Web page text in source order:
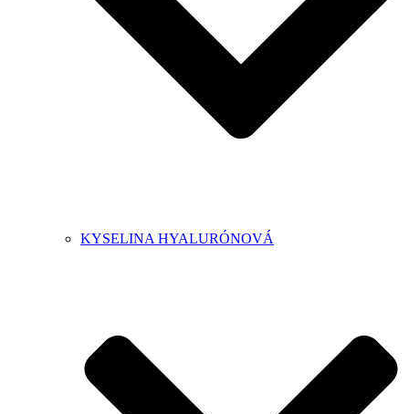
KYSELINA HYALURÓNOVÁ